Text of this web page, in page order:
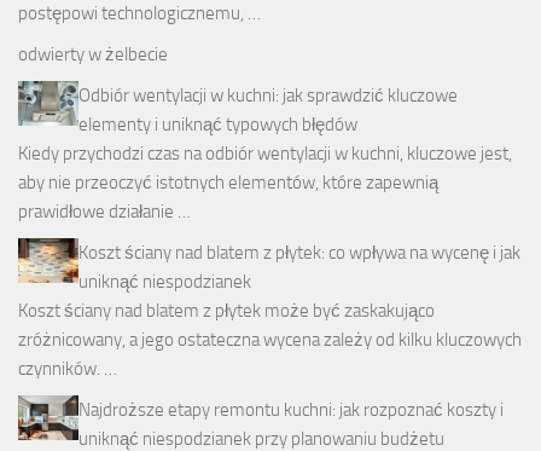
postępowi technologicznemu, …
odwierty w żelbecie
Odbiór wentylacji w kuchni: jak sprawdzić kluczowe
elementy i uniknąć typowych błędów
Kiedy przychodzi czas na odbiór wentylacji w kuchni, kluczowe jest,
aby nie przeoczyć istotnych elementów, które zapewnią
prawidłowe działanie …
Koszt ściany nad blatem z płytek: co wpływa na wycenę i jak
uniknąć niespodzianek
Koszt ściany nad blatem z płytek może być zaskakująco
zróżnicowany, a jego ostateczna wycena zależy od kilku kluczowych
czynników. …
Najdroższe etapy remontu kuchni: jak rozpoznać koszty i
uniknąć niespodzianek przy planowaniu budżetu